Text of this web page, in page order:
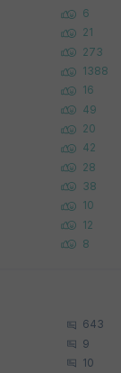
6
21
273
1388
16
49
20
42
28
38
10
12
8
643
9
10